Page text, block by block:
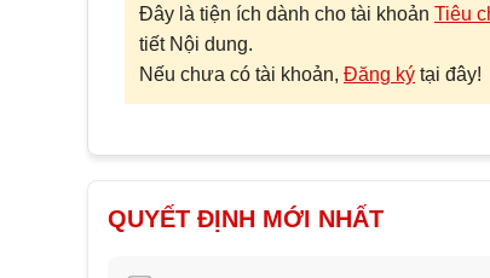
Đây là tiện ích dành cho tài khoản Tiêu
tiết Nội dung.
Nếu chưa có tài khoản, Đăng ký tại đây!
QUYẾT ĐỊNH MỚI NHẤT